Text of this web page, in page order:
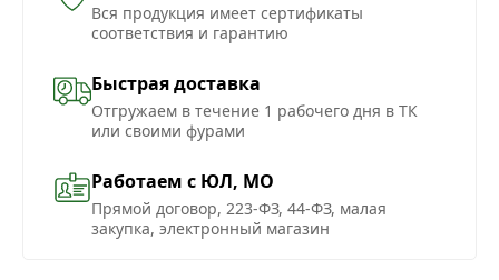
Вся продукция имеет сертификаты
соответствия и гарантию
Быстрая доставка
Отгружаем в течение 1 рабочего дня в ТК
или своими фурами
Работаем с ЮЛ, МО
Прямой договор, 223-ФЗ, 44-ФЗ, малая
закупка, электронный магазин